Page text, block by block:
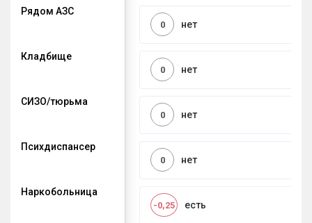
Рядом АЗС
нет
0
Кладбище
нет
0
СИЗО/тюрьма
нет
0
Психдиспансер
нет
0
Наркобольница
есть
-0,25